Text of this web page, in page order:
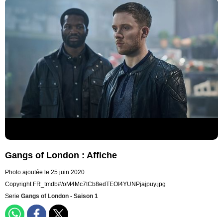
Gangs of London : Affiche
Photo ajoutée le 25 juin 2020
Copyright FR_tmdb#/oM4Mc7tCb8edTEOI4YUNPjajpuy.jpg
Serie Gangs of London - Saison 1